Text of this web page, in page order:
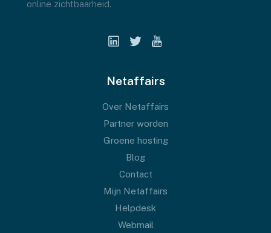
Netaffairs
Over Netaffairs
Partner worden
Groene hosting
Blog
Contact
Mijn Netaffairs
Helpdesk
Webmail
online zichtbaarheid.